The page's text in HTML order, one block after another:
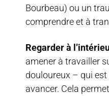
Bourbeau) ou un
comprendre et à
Regarder à
amener à travailler
douloureux – qui est
avancer. Cela